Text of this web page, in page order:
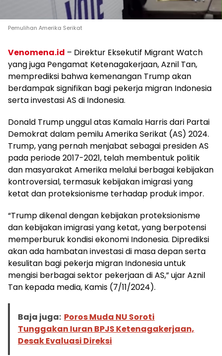
Pemulihan Amerika Serikat
Venomena.id – Direktur Eksekutif Migrant Watch
yang juga Pengamat Ketenagakerjaan, Aznil Tan,
memprediksi bahwa kemenangan Trump akan
berdampak signifikan bagi pekerja migran Indonesia
serta investasi AS di Indonesia.
Donald Trump unggul atas Kamala Harris dari Partai
Demokrat dalam pemilu Amerika Serikat (AS) 2024.
Trump, yang pernah menjabat sebagai presiden AS
pada periode 2017-2021, telah membentuk politik
dan masyarakat Amerika melalui berbagai kebijakan
kontroversial, termasuk kebijakan imigrasi yang
ketat dan proteksionisme terhadap produk impor.
“Trump dikenal dengan kebijakan proteksionisme
dan kebijakan imigrasi yang ketat, yang berpotensi
memperburuk kondisi ekonomi Indonesia. Diprediksi
akan ada hambatan investasi di masa depan serta
kesulitan bagi pekerja migran Indonesia untuk
mengisi berbagai sektor pekerjaan di AS,” ujar Aznil
Tan kepada media, Kamis (7/11/2024).
Baja juga: Poros Muda NU Soroti
Tunggakan Iuran BPJS Ketenagakerjaan,
Desak Evaluasi Direksi